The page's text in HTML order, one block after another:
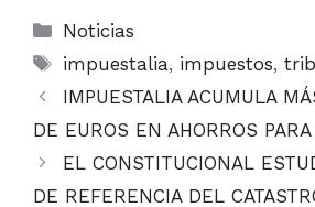
Categorías
Noticias
Etiquetas
impuestalia, impuestos,
IMPUESTALIA ACUMULA
DE EUROS EN AHORROS
EL CONSTITUCIONAL
DE REFERENCIA DEL